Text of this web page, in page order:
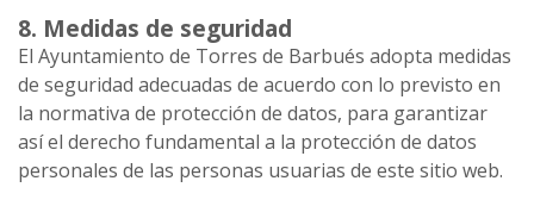
8. Medidas de seguridad
El Ayuntamiento de Torres de Barbués adopta medidas
de seguridad adecuadas de acuerdo con lo previsto en
la normativa de protección de datos, para garantizar
así el derecho fundamental a la protección de datos
personales de las personas usuarias de este sitio web.